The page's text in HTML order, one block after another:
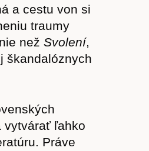
a cestu von si
traumy
než Svolení,
škandalóznych
vytvárať ľahko
Práve